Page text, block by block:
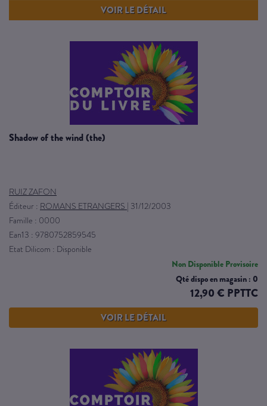
VOIR LE DÉTAIL
shadow of the wind (the)
RUIZ ZAFON
Éditeur : ROMANS ETRANGERS | 31/12/2003
Famille : 0000
Ean13 : 9780752859545
Etat Dilicom : Disponible
Non Disponible Provisoire
Qté dispo en magasin : 0
12,90 € PPTTC
VOIR LE DÉTAIL